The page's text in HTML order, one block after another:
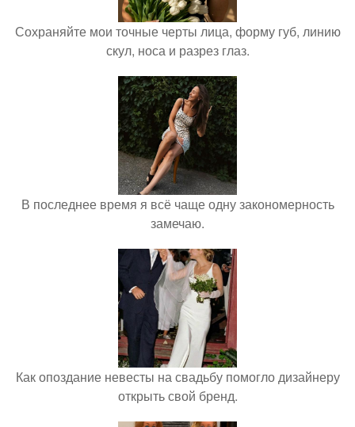
Сохраняйте мои точные черты лица, форму губ, линию
скул, носа и разрез глаз.
В последнее время я всё чаще одну закономерность
замечаю.
Как опоздание невесты на свадьбу помогло дизайнеру
открыть свой бренд.